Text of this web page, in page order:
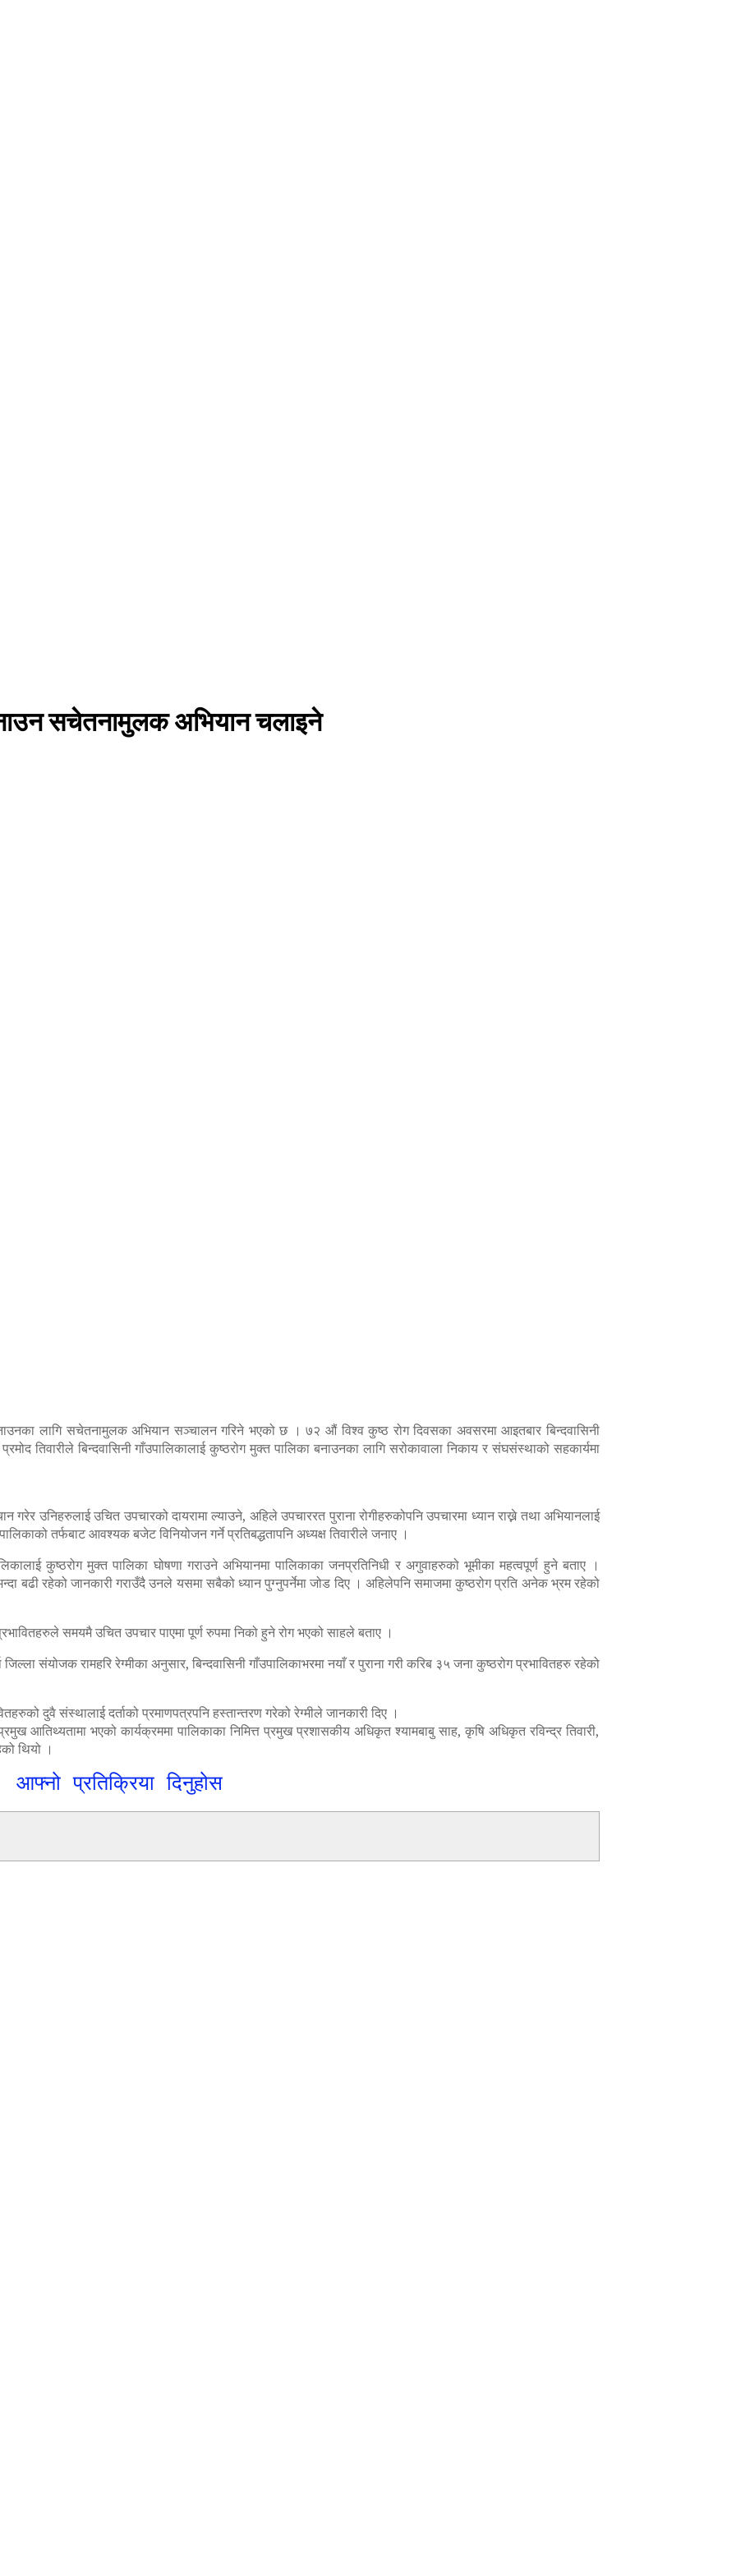
सचेतनामुलक अभियान चलाइने
बनाउनका लागि सचेतनामुलक अभियान सञ्चालन गरिने भएको छ । ७२ औं विश्व कुष्ठ रोग दिवसका अवसरमा आइतबार बिन्दवासिनी
तिवारीले बिन्दवासिनी गाँउपालिकालाई कुष्ठरोग मुक्त पालिका बनाउनका लागि सरोकावाला निकाय र संघसंस्थाको सहकार्यमा
उनिहरुलाई उचित उपचारको दायरामा ल्याउने, अहिले उपचाररत पुराना रोगीहरुकोपनि उपचारमा ध्यान राख्ने तथा अभियानलाई
तर्फबाट आवश्यक बजेट विनियोजन गर्ने प्रतिबद्धतापनि अध्यक्ष तिवारीले जनाए ।
कुष्ठरोग मुक्त पालिका घोषणा गराउने अभियानमा पालिकाका जनप्रतिनिधी र अगुवाहरुको भूमीका महत्वपूर्ण हुने बताए ।
बढी रहेको जानकारी गराउँदै उनले यसमा सबैको ध्यान पुग्नुपर्नेमा जोड दिए । अहिलेपनि समाजमा कुष्ठरोग प्रति अनेक भ्रम रहेको
समयमै उचित उपचार पाएमा पूर्ण रुपमा निको हुने रोग भएको साहले बताए ।
संयोजक रामहरि रेग्मीका अनुसार, बिन्दवासिनी गाँउपालिकाभरमा नयाँ र पुराना गरी करिब ३५ जना कुष्ठरोग प्रभावितहरु रहेको
दुवै संस्थालाई दर्ताको प्रमाणपत्रपनि हस्तान्तरण गरेको रेग्मीले जानकारी दिए ।
आतिथ्यतामा भएको कार्यक्रममा पालिकाका निमित्त प्रमुख प्रशासकीय अधिकृत श्यामबाबु साह, कृषि अधिकृत रविन्द्र तिवारी,
थियो ।
आफ्नो प्रतिक्रिया दिनुहोस